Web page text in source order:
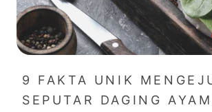
9 FAKTA UNIK
SEPUTAR DAGING